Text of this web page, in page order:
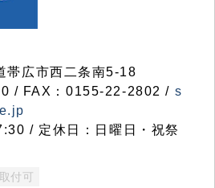
広市西二条南5-18
/ FAX：0155-22-2802 / s
/ 定休日：日曜日・祝祭
付可